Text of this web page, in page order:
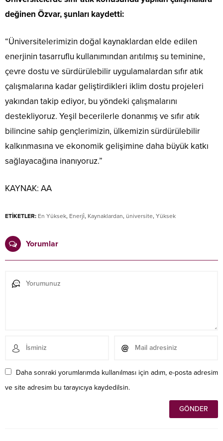
değinen Özvar, şunları kaydetti:
“Üniversitelerimizin doğal kaynaklardan elde edilen
enerjinin tasarruflu kullanımından arıtılmış su teminine,
çevre dostu ve sürdürülebilir uygulamalardan sıfır atık
çalışmalarına kadar geliştirdikleri iklim dostu projeleri
yakından takip ediyor, bu yöndeki çalışmalarını
destekliyoruz. Yeşil becerilerle donanmış ve sıfır atık
bilincine sahip gençlerimizin, ülkemizin sürdürülebilir
kalkınmasına ve ekonomik gelişimine daha büyük katkı
sağlayacağına inanıyoruz.”
KAYNAK: AA
ETİKETLER: En Yüksek, Enerji̇, Kaynaklardan, üniversite, Yüksek
Yorumlar
Daha sonraki yorumlarımda kullanılması için adım, e-posta adresim
ve site adresim bu tarayıcıya kaydedilsin.